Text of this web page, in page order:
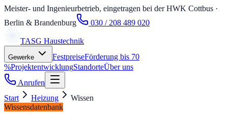
Meister- und Ingenieurbetrieb, eingetragen bei der HWK Cottbus ·
Berlin & Brandenburg
030 / 208 489 020
TASG Haustechnik
Gewerke FestpreiseFörderung bis 70
%ProjektentwicklungStandorteÜber uns
Anrufen
Start
Heizung
Wissen
Wissensdatenbank